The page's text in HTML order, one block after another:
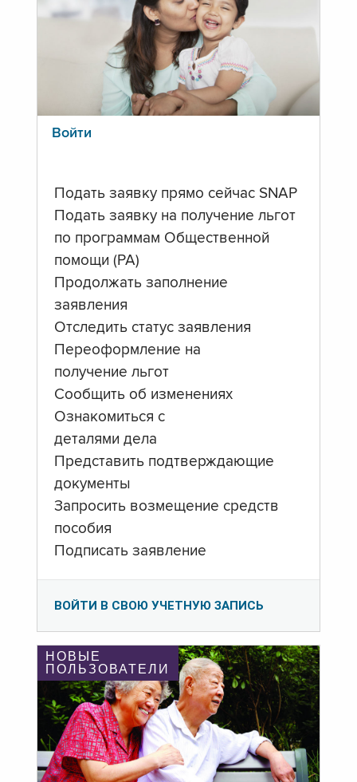
Войти
Подать заявку прямо сейчас SNAP
Подать заявку на получение льгот
по программам Общественной
помощи (PA)
Продолжать заполнение
заявления
Отследить статус заявления
Переоформление на
получение льгот
Сообщить об изменениях
Ознакомиться с
деталями дела
Представить подтверждающие
документы
Запросить возмещение средств
пособия
Подписать заявление
ВОЙТИ В СВОЮ УЧЕТНУЮ ЗАПИСЬ
НОВЫЕ
ПОЛЬЗОВАТЕЛИ